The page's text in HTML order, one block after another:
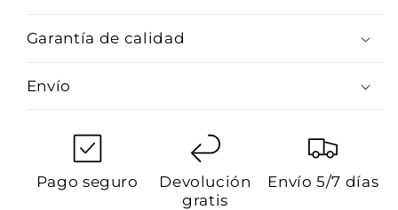
Garantía de calidad
Envío
Pago seguro
Devolución
gratis
Envío 5/7 días